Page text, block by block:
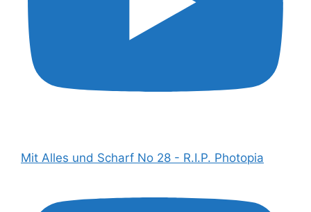
Mit Alles und Scharf No 28 - R.I.P. Photopia